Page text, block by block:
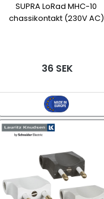
SUPRA LoRad MHC-10
chassikontakt (230V AC)
36 SEK